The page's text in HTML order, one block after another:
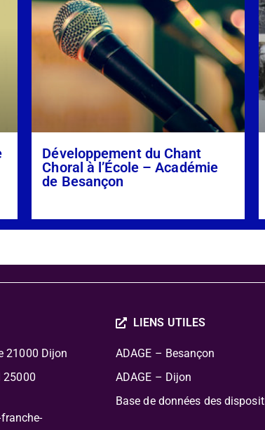
Développement du Chant
Choral à l’École – Académie
de Besançon
21000 Dijon
25000
LIENS UTILES
ADAGE – Besançon
ADAGE – Dijon
Base de données des